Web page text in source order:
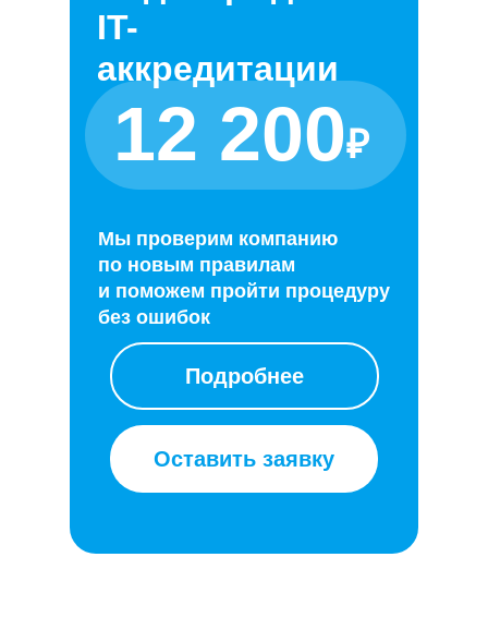
IT-
аккредитации
Оставить заявку
Подробнее
12 200₽
Мы проверим компанию
по новым правилам
и поможем пройти процедуру
без ошибок